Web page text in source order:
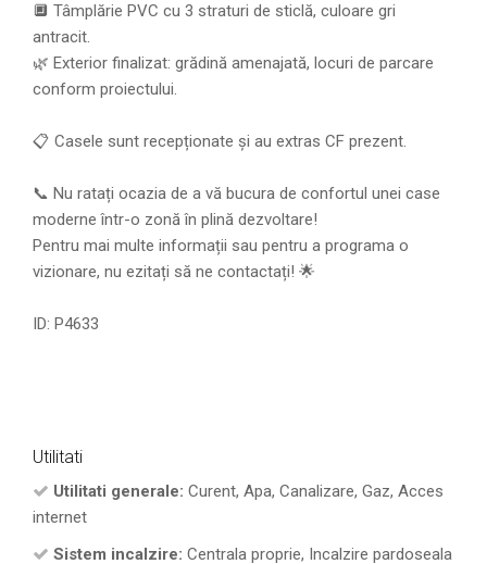
🔲 Tâmplărie PVC cu 3 straturi de sticlă, culoare gri
antracit.
🌿 Exterior finalizat: grădină amenajată, locuri de parcare
conform proiectului.
📋 Casele sunt recepționate și au extras CF prezent.
📞 Nu ratați ocazia de a vă bucura de confortul unei case
moderne într-o zonă în plină dezvoltare!
Pentru mai multe informații sau pentru a programa o
vizionare, nu ezitați să ne contactați! 🌟
ID: P4633
Utilitati
Utilitati generale: Curent, Apa, Canalizare, Gaz, Acces
internet
Sistem incalzire: Centrala proprie, Incalzire pardoseala